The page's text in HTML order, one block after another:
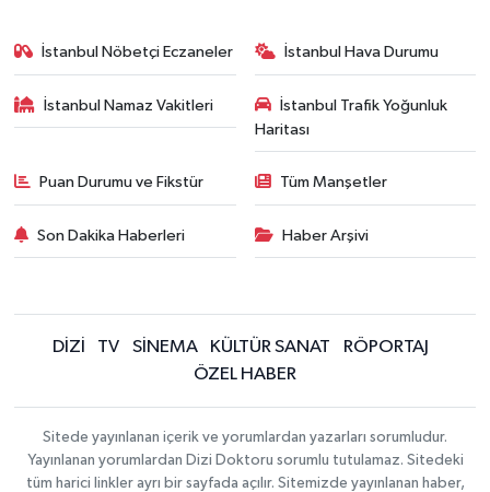
İstanbul Nöbetçi Eczaneler İstanbul Hava Durumu
İstanbul Namaz Vakitleri
İstanbul Trafik Yoğunluk
Haritası
Puan Durumu ve Fikstür Tüm Manşetler
Son Dakika Haberleri Haber Arşivi
DİZİ TV SİNEMA KÜLTÜR SANAT
RÖPORTAJ
ÖZEL HABER
Sitede yayınlanan içerik ve yorumlardan yazarları sorumludur.
Yayınlanan yorumlardan Dizi Doktoru sorumlu tutulamaz. Sitedeki
tüm harici linkler ayrı bir sayfada açılır. Sitemizde yayınlanan haber,